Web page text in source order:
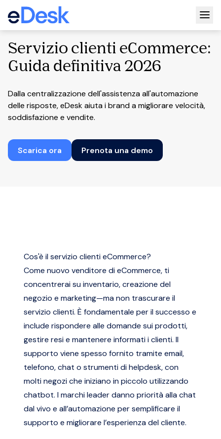
Servizio clienti eCommerce:
Guida definitiva 2026
Dalla centralizzazione dell'assistenza all'automazione
delle risposte, eDesk aiuta i brand a migliorare velocità,
soddisfazione e vendite.
Scarica ora Prenota una demo
Cos'è il servizio clienti eCommerce?
Come nuovo venditore di eCommerce, ti
concentrerai su inventario, creazione del
negozio e marketing—ma non trascurare il
servizio clienti. È fondamentale per il successo e
include rispondere alle domande sui prodotti,
gestire resi e mantenere informati i clienti. Il
supporto viene spesso fornito tramite email,
telefono, chat o strumenti di helpdesk, con
molti negozi che iniziano in piccolo utilizzando
chatbot. I marchi leader danno priorità alla chat
dal vivo e all’automazione per semplificare il
supporto e migliorare l’esperienza del cliente.